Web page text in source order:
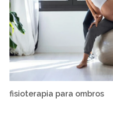
fisioterapia para ombros